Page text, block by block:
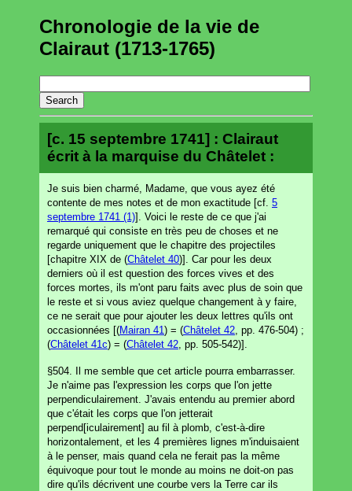
Chronologie de la vie de
Clairaut (1713-1765)
[c. 15 septembre 1741] : Clairaut
écrit à la marquise du Châtelet :
Je suis bien charmé, Madame, que vous ayez été
contente de mes notes et de mon exactitude [cf. 5
septembre 1741 (1)]. Voici le reste de ce que j'ai
remarqué qui consiste en très peu de choses et ne
regarde uniquement que le chapitre des projectiles
[chapitre XIX de (Châtelet 40)]. Car pour les deux
derniers où il est question des forces vives et des
forces mortes, ils m'ont paru faits avec plus de soin que
le reste et si vous aviez quelque changement à y faire,
ce ne serait que pour ajouter les deux lettres qu'ils ont
occasionnées [(Mairan 41 ) = (Châtelet 42 , pp. 476-504) ;
(Châtelet 41c) = (Châtelet 42 , pp. 505-542)].
§504. Il me semble que cet article pourra embarrasser.
Je n'aime pas l'expression les corps que l'on jette
perpendiculairement. J'avais entendu au premier abord
que c'était les corps que l'on jetterait
perpend[iculairement] au fil à plomb, c'est-à-dire
horizontalement, et les 4 premières lignes m'induisaient
à le penser, mais quand cela ne ferait pas la même
équivoque pour tout le monde au moins ne doit-on pas
dire qu'ils décrivent une courbe vers la Terre car ils